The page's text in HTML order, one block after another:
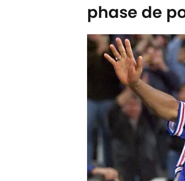
phase de